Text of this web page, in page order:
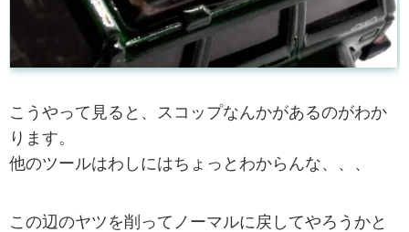
こうやって見ると、スコップなんかがあるのがわか
ります。
他のツールはわしにはちょっとわからんな、、、
この辺のヤツを削ってノーマルに戻してやろうかと